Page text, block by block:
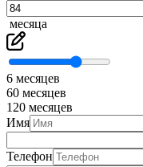
месяца
6 месяцев
60 месяцев
120 месяцев
Имя
Телефон